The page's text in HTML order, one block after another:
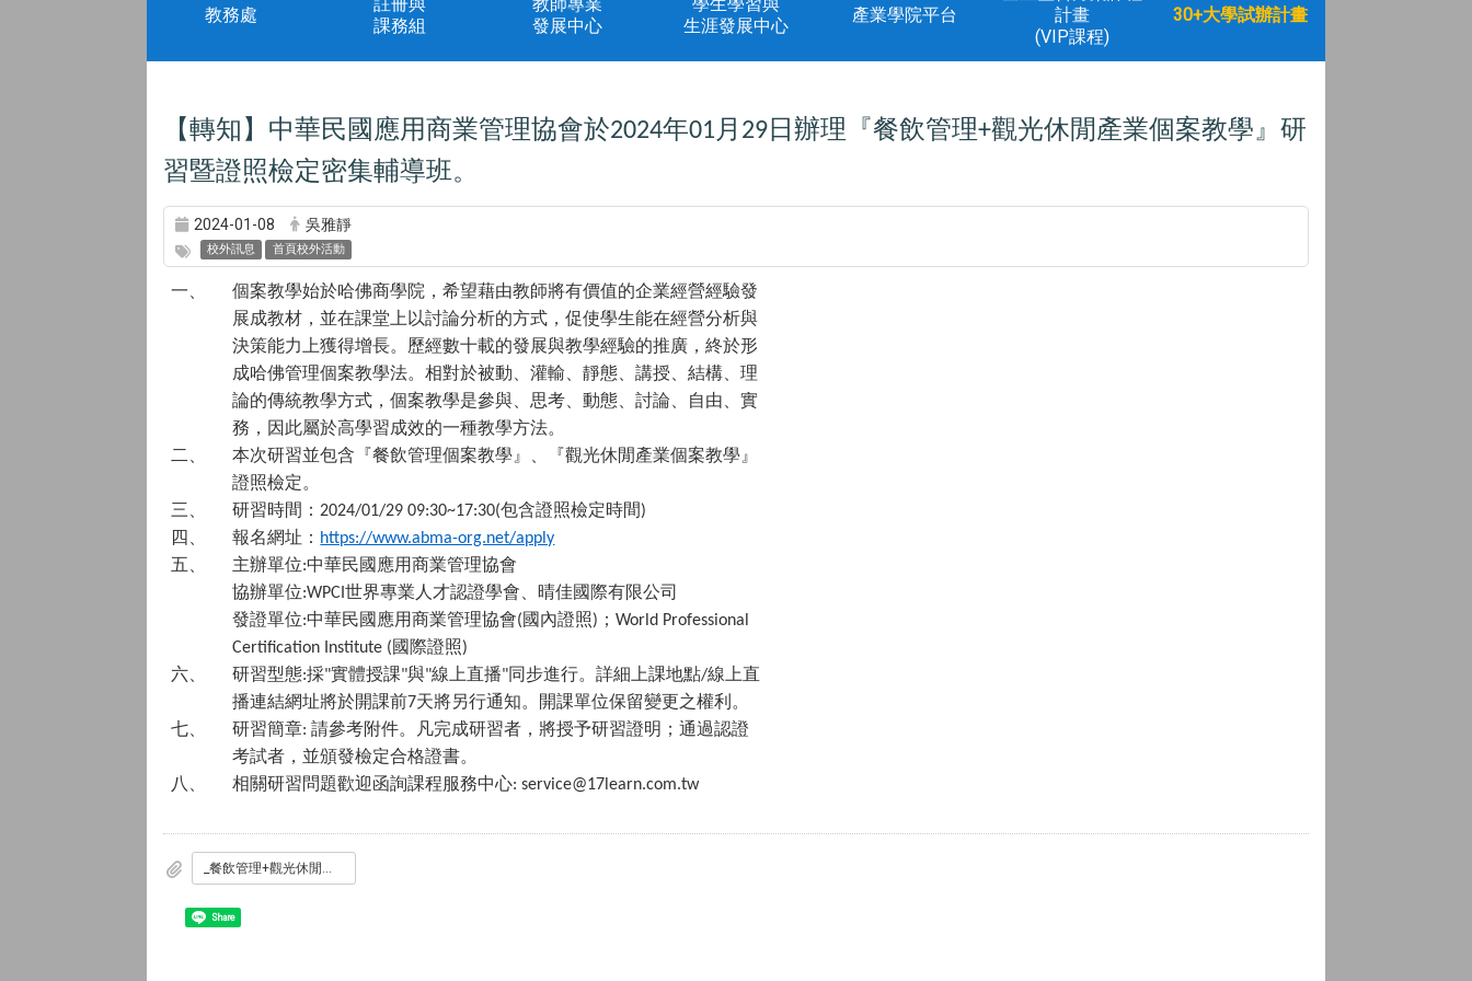
教務處
課務組
發展中心
生涯發展中心
產業學院平台
計畫
(VIP課程)
30+大學試辦計畫
【轉知】中華民國應用商業管理協會於2024年01 月 29 日辦理『餐飲管理+觀光休閒產業個案教學』研
習暨證照檢定密集輔導班。
2024-01-08 吳雅靜
校外訊息 首頁校外活動
一、
個案教學始於哈佛商學院，希望藉由教師將有價值的企業經營經驗發
展成教材，並在課堂上以討論分析的方式，促使學生能在經營分析與
決策能力上獲得增長。歷經數十載的發展與教學經驗的推廣，終於形
成哈佛管理個案教學法。相對於被動、灌輸、靜態、講授、結構、理
論的傳統教學方式，個案教學是參與、思考、動態、討論、自由、實
務，因此屬於高學習成效的一種教學方法。
二、
本次研習並包含『餐飲管理個案教學』、『觀光休閒產業個案教學』
證照檢定。
三、
研習時間： 2024/01/29 09:30~17:30(包含證照檢定時間)
四、 報名網址： https://www.abma-org.net/apply
五、 主辦單位:中華民國應用商業管理協會
協辦單位:WPCI世界專業人才認證學會、晴佳國際有限公司
發證單位:中華民國應用商業管理協會(國內證照) ；World Professional
Certification Institute (國際證照)
六、 研習型態:採"實體授課"與"線上直播"同步進行。詳細上課地點/線上直
播連結網址將於開課前7天將另行通知。開課單位保留變更之權利。
七、
研習簡章:請參考附件。凡完成研習者，將授予研習證明；通過認證
考試者，並頒發檢定合格證書。
八、
相關研習問題歡迎函詢課程服務中心: service@17learn.com.tw
_餐飲管理+觀光休閒產業個案教學_研習暨證照檢定密集輔導班.pdf
Share